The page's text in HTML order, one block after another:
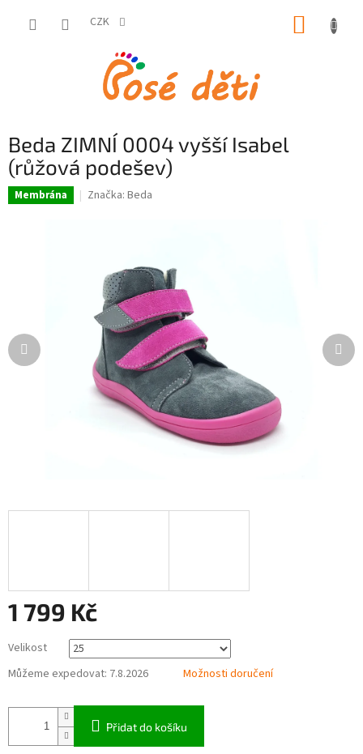
CZK
Beda ZIMNÍ 0004 vyšší Isabel
(růžová podešev)
Membrána Značka: Beda
1 799 Kč
cena:
Velikost
Můžeme expedovat: 7.8.2026 Možnosti doručení
Přidat do košíku